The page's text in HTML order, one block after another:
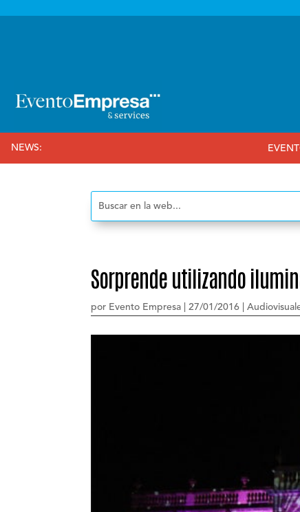
NEWS: EVENTOS
Sorprende utilizando
por Evento Empresa 27/01/2016